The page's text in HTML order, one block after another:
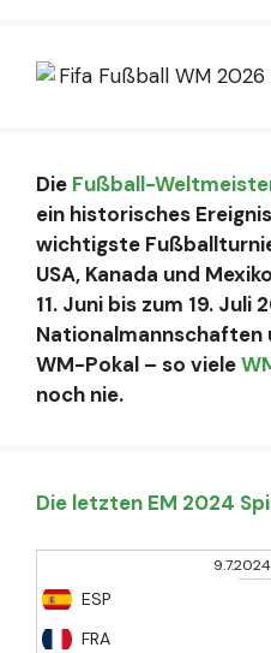
Die Fußball-
ein historisches
wichtigste
USA, Kanada und
11. Juni bis zum 19. Juli
Nationalmannschaften
WM-Pokal – so viele
noch nie.
Die letzten EM 2024
9.7.2024
ESP
FRA